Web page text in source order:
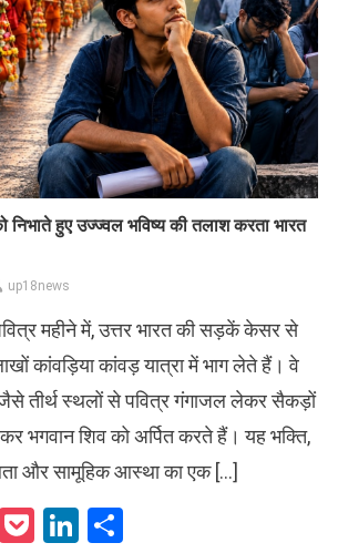
हुए उज्ज्वल भविष्य की तलाश करता भारत
up18news
महीने में, उत्तर भारत की सड़कें केसर से
कांवड़िया कांवड़ यात्रा में भाग लेते हैं। वे
जैसे तीर्थ स्थलों से पवित्र गंगाजल लेकर सैकड़ों
भगवान शिव को अर्पित करते हैं। यह भक्ति,
और सामूहिक आस्था का एक […]
WhatsApp
PocketLinkedIn